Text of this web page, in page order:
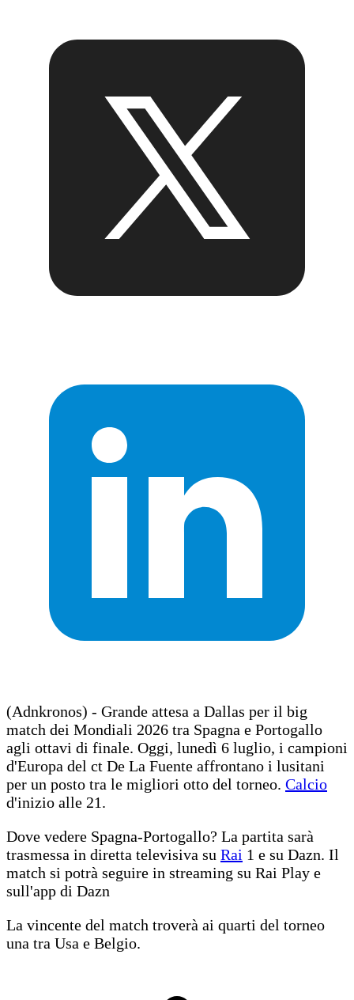
(Adnkronos) - Grande attesa a Dallas per il big
match dei Mondiali 2026 tra Spagna e Portogallo
agli ottavi di finale. Oggi, lunedì 6 luglio, i campioni
d'Europa del ct De La Fuente affrontano i lusitani
per un posto tra le migliori otto del torneo. Calcio
d'inizio alle 21.
Dove vedere Spagna-Portogallo? La partita sarà
trasmessa in diretta televisiva su Rai 1 e su Dazn. Il
match si potrà seguire in streaming su Rai Play e
sull'app di Dazn
La vincente del match troverà ai quarti del torneo
una tra Usa e Belgio.